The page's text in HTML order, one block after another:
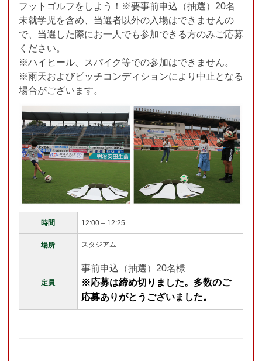
フットゴルフをしよう！ ※要事前申込（抽選）20名
未就学児を含め、当選者以外の入場はできませんの
で、当選した際にお一人でも参加できる方のみご応募
ください。
※ハイヒール、スパイク等での参加はできません。
※雨天およびピッチコンディションにより中止となる
場合がございます。
時間 12:00 – 12:25
場所 スタジアム
定員
事前申込（抽選）20名様
※応募は締め切りました。多数のご
応募ありがとうございました。